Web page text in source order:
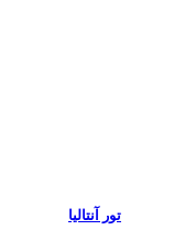
تور آنتالیا